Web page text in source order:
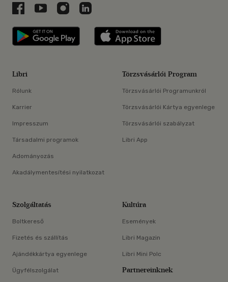
Libri a Facebookon
Libri a Youtube-on
Libri az Instagramon
Libri a LinkedInen
Libri applikáció Szerezd meg: Google
Libri
Rólunk
Karrier
Impresszum
Társadalmi programok
Adományozás
Akadálymentesítési nyilatkozat
Törzsvásárlói Program
Törzsvásárlói Programunkról
Törzsvásárlói Kártya egyenlege
Törzsvásárlói szabályzat
Libri App
Szolgáltatás
Boltkereső
Fizetés és szállítás
Ajándékkártya egyenlege
Ügyfélszolgálat
Kultúra
Események
Libri Magazin
Libri Mini Polc
Partnereinknek